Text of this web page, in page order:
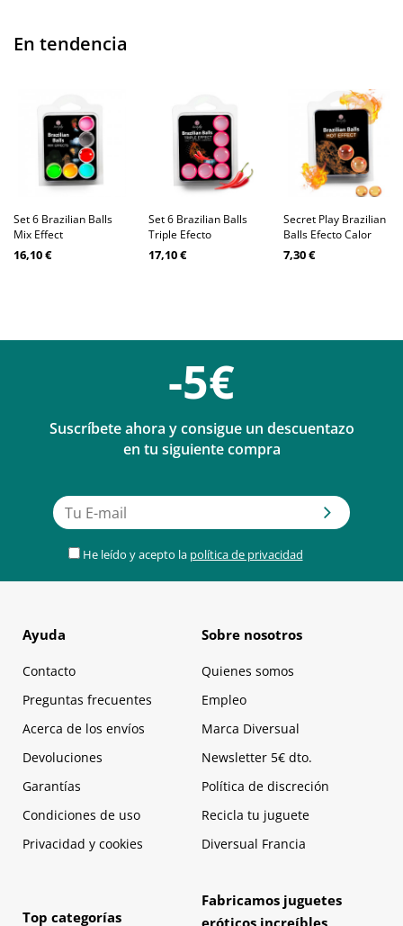
En tendencia
Set 6 Brazilian Balls
Mix Effect
16,10 €
Set 6 Brazilian Balls
Triple Efecto
17,10 €
Secret Play Brazilian
Balls Efecto Calor
7,30 €
-5€
Suscríbete ahora y consigue un descuentazo
en tu siguiente compra
He leído y acepto la política de privacidad
Ayuda
Contacto
Preguntas frecuentes
Acerca de los envíos
Devoluciones
Garantías
Condiciones de uso
Privacidad y cookies
Sobre nosotros
Quienes somos
Empleo
Marca Diversual
Newsletter 5€ dto.
Política de discreción
Recicla tu juguete
Diversual Francia
Top categorías
Fabricamos juguetes